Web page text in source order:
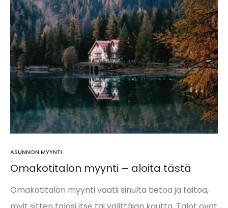
ASUNNON MYYNTI
Omakotitalon myynti – aloita tästä
Omakotitalon myynti vaatii sinulta tietoa ja taitoa,